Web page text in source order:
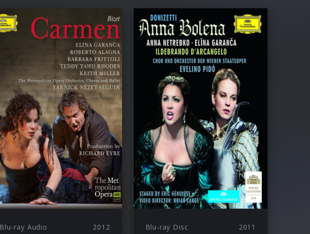
Blu-ray Audio 2012 Blu-ray Disc 2011